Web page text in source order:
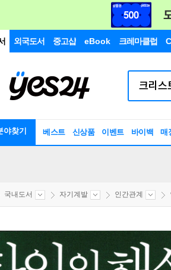
외국도서 중고샵 eBook 크레마클럽
야찾기 베스트 신상품 이벤트 바이백 매
국내도서 자기계발 인간관계